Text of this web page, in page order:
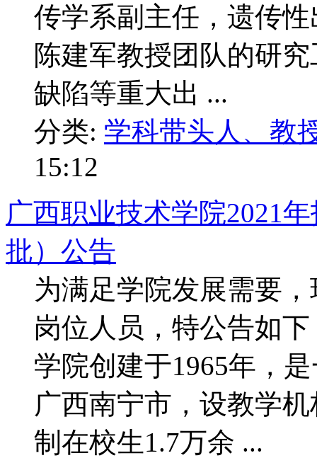
传学系副主任，遗传
陈建军教授团队的研
缺陷等重大出 ...
分类: 学科带头人、教
15:12
广西职业技术学院2021
批）公告
为满足学院发展需要
岗位人员，特公告如
学院创建于1965年，
广西南宁市，设教学
制在校生1.7万余 ...